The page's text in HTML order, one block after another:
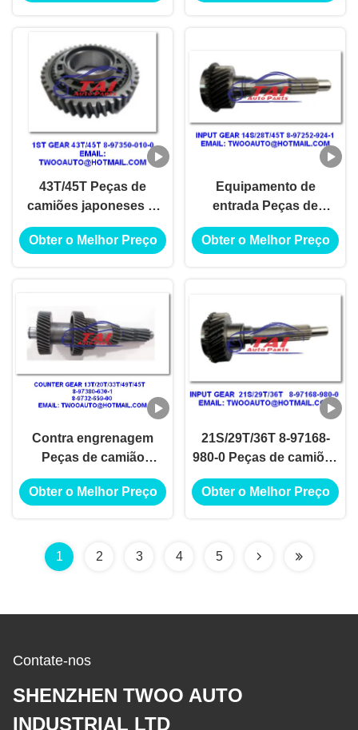
43T/45T Peças de
camiões japoneses 8-
97350-010-0, 4JH1-TC
4HF1-2005 NKR-
Obter o Melhor Preço
Equipamento de
entrada Peças de
reposição para
caminhões 14S/28T/45T
Obter o Melhor Preço
Contra engrenagem
Peças de camião
japonês
13T/20T/33T/49T/45T, 8-
NKR-71
Obter o Melhor Preço
21S/29T/36T 8-97168-
980-0 Peças de camiões
pesados
4BE1/4HF1/4BD1
Obter o Melhor Preço
1 2 3 4 5
Contate-nos
SHENZHEN TWOO AUTO
INDUSTRIAL LTD